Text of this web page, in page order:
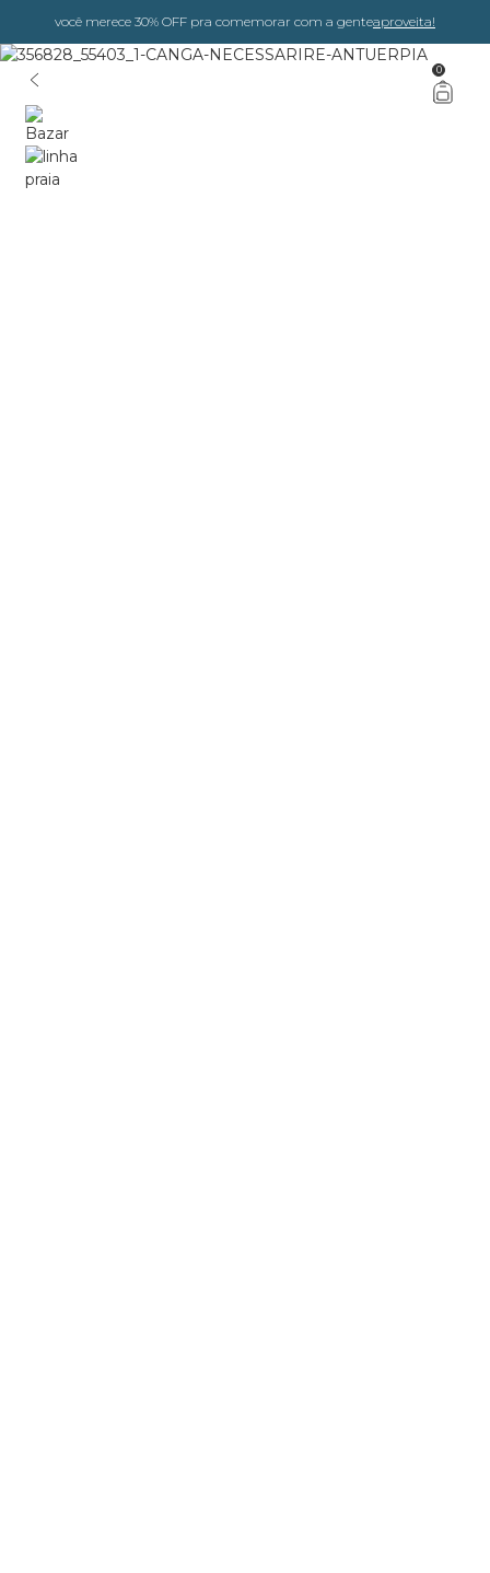
você merece 30% OFF pra comemorar com a genteaproveita!
0